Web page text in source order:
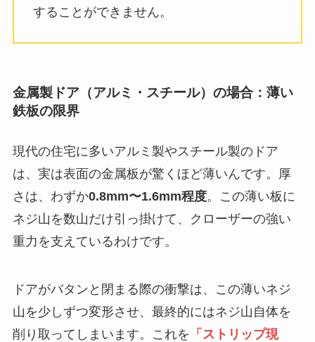
することができません。
金属製ドア（アルミ・スチール）の場合：薄い
鉄板の限界
現代の住宅に多いアルミ製やスチール製のドア
は、実は表面の金属板が驚くほど薄いんです。厚
さは、わずか0.8mm〜1.6mm程度。この薄い板に
ネジ山を数山だけ引っ掛けて、クローザーの強い
重力を支えているわけです。
ドアがバタンと閉まる際の衝撃は、この薄いネジ
山を少しずつ変形させ、最終的にはネジ山自体を
削り取ってしまいます。これを 「ストリップ現